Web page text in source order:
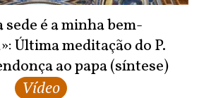
sede é a minha bem-
Última meditação do P.
ao papa (síntese)
Vídeo